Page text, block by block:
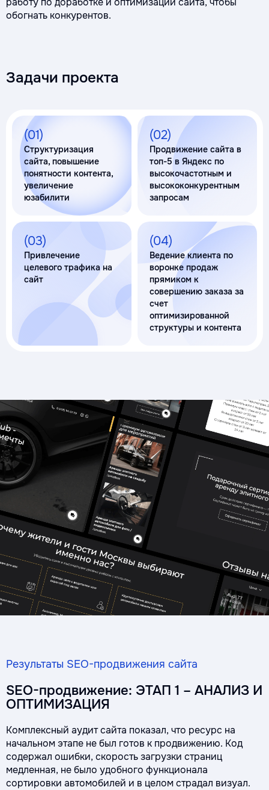
обогнать конкурентов.
Задачи проекта
(01)
Структуризация
сайта, повышение
понятности контента,
увеличение
юзабилити
(02)
Продвижение сайта в
топ-5 в Яндекс по
высокочастотным и
высококонкурентным
запросам
(03)
Привлечение
целевого трафика на
сайт
(04)
Ведение клиента по
воронке продаж
прямиком к
совершению заказа за
счет
оптимизированной
структуры и контента
Результаты SEO-продвижения сайта
SEO-продвижение: ЭТАП 1 – АНАЛИЗ И
ОПТИМИЗАЦИЯ
Комплексный аудит сайта показал, что ресурс на
начальном этапе не был готов к продвижению. Код
содержал ошибки, скорость загрузки страниц
медленная, не было удобного функционала
сортировки автомобилей и в целом страдал визуал.